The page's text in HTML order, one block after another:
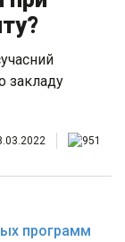
951
программ